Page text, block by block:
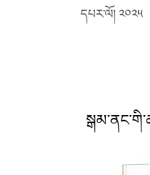
དཔར་ལོ། ༢༠༢༥